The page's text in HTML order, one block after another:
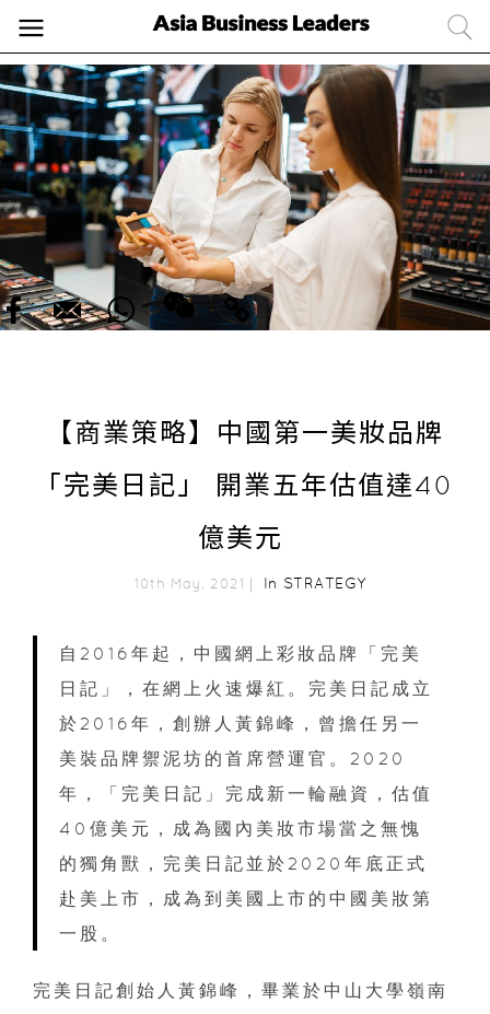
【商業策略】中國第一美妝品牌
「完美日記」 開業五年估值達40
億美元
10th May, 2021｜ In STRATEGY
自2016年起，中國網上彩妝品牌「完美
日記」，在網上火速爆紅。完美日記成立
於2016年，創辦人黃錦峰，曾擔任另一
美裝品牌禦泥坊的首席營運官。2020
年，「完美日記」完成新一輪融資，估值
40億美元，成為國內美妝市場當之無愧
的獨角獸，完美日記並於2020年底正式
赴美上市，成為到美國上市的中國美妝第
一股。
完美日記創始人黃錦峰，畢業於中山大學嶺南